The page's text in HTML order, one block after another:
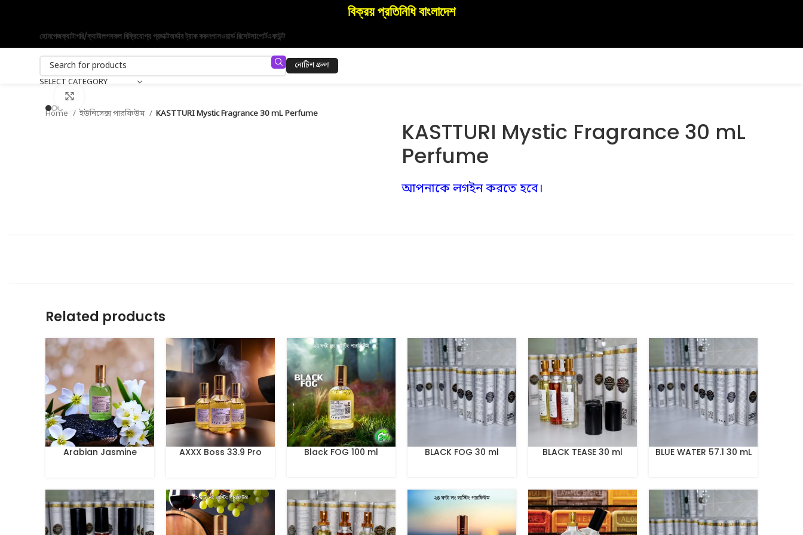
বিক্রয় প্রতিনিধি বাংলাদেশ
হোমপেজক্যাটাগরি/ক্যাটালগসকল বিক্রিযোগ্য প্রডাক্টঅর্ডার ট্রাক করুনপাসওয়ার্ড রিসেটসাপোর্টএকাউন্ট
SELECT CATEGORY
নোটিশ গ্রুপ!
Home ইউনিসেক্স পারফিউম KASTTURI Mystic Fragrance 30 mL Perfume
KASTTURI Mystic Fragrance 30 mL
Perfume
আপনাকে লগইন করতে হবে।
Related products
Arabian Jasmine
AXXX Boss 33.9 Pro
Black FOG 100 ml BLACK FOG 30 ml BLACK TEASE 30 ml BLUE WATER 57.1 30 mL